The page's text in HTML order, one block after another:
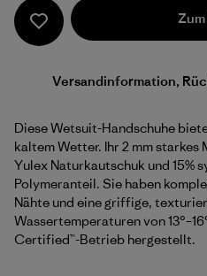
Versandinformation,
Diese Wetsuit-Handschuhe
kaltem Wetter. Ihr 2 mm starkes
Yulex Naturkautschuk und 15%
Polymeranteil. Sie haben
Nähte und eine griffige,
Wassertemperaturen von
Certified™-Betrieb hergestellt.